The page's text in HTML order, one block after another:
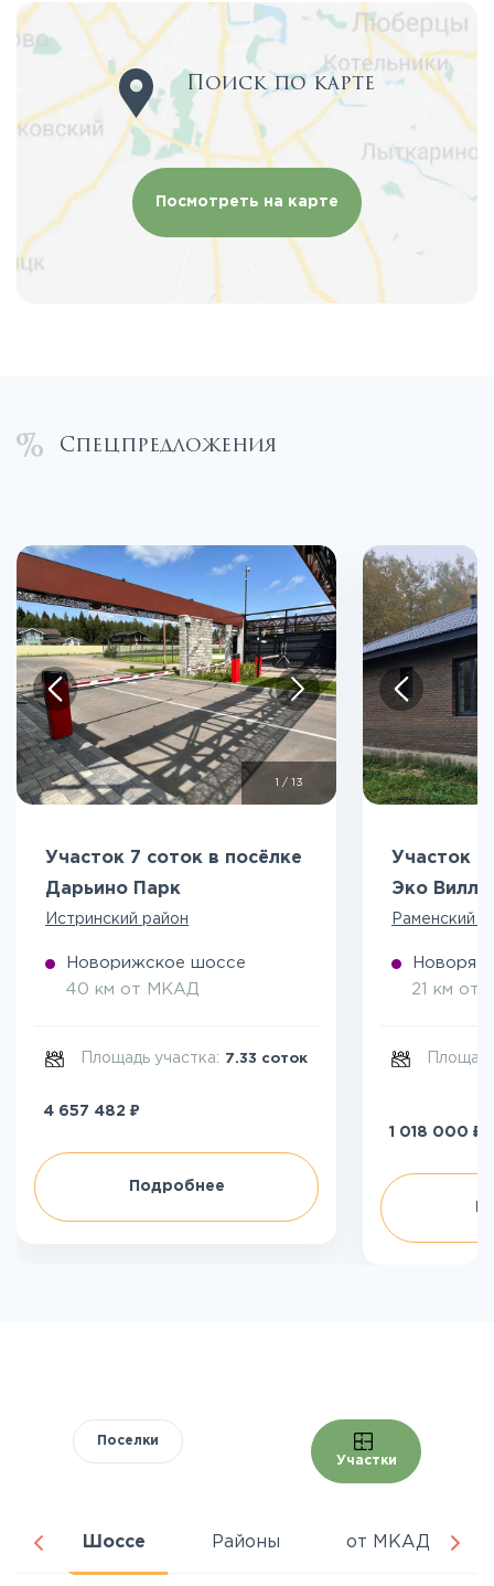
Поиск по карте
Посмотреть на карте
Спецпредложения
/ 13
Участок 7 соток в посёлке
Дарьино Парк
Истринский район
Новорижское шоссе
40 км от МКАД
Площадь участка: 7.33 соток
4 657 482 ₽
Подробнее
Участок 5
Эко
Раменский
21 км от
1 018 000 ₽
Поселки
Участки
Шоссе Районы от МКАД